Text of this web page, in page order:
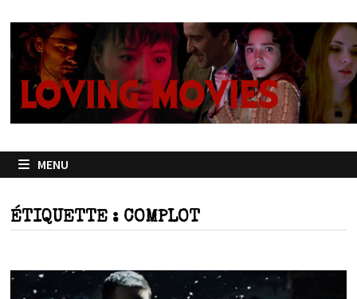
contenu
MENU
ÉTIQUETTE : COMPLOT